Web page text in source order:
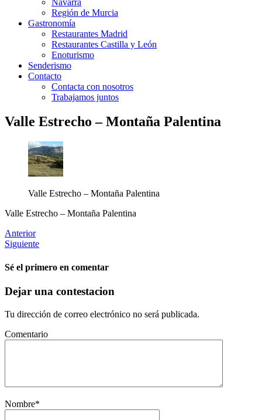
Región de Murcia
Gastronomía
Restaurantes Madrid
Restaurantes Castilla y León
Enoturismo
Senderismo
Contacto
Contacta con nosotros
Trabajamos juntos
Valle Estrecho – Montaña Palentina
Valle Estrecho – Montaña Palentina
Valle Estrecho – Montaña Palentina
Anterior
Siguiente
Sé el primero en comentar
Dejar una contestacion
Tu dirección de correo electrónico no será publicada.
Comentario
Nombre*